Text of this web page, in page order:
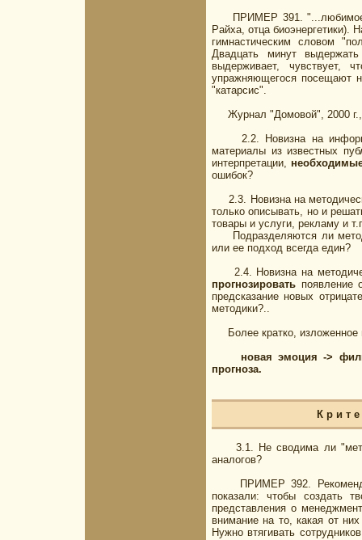
ПРИМЕР 391. "...любимое
Райха, отца биоэнергетики).
гимнастическим словом
Двадцать минут
выдерживает, чувствует,
упражняющегося посещают
"катарсис".
Журнал "Домовой", 2000 г.,
2.2. Новизна на
материалы из известных
интерпретации,
ошибок?
2.3. Новизна на
только описывать, но и
товары и услуги, рекламу и
Подразделяются ли
или ее подход всегда един?
2.4. Новизна на
прогнозировать появление
предсказание новых
методики?..
Более кратко, изложенное
новая эмоция ->
прогноза.
К р и т
3.1. Не сводима ли
аналогов?
ПРИМЕР 392.
показали: чтобы создать
представления о
внимание на то, какая от
Нужно втягивать